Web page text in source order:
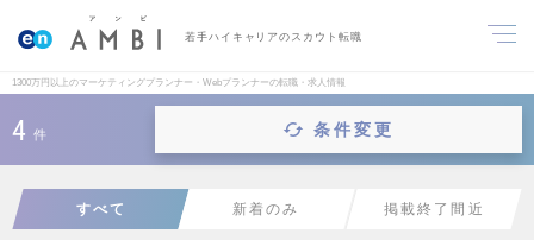
若手ハイキャリアのスカウト転職
1300万円以上のマーケティングプランナー・Webプランナーの転職・求人情報
4 件 条件変更
すべて 新着のみ 掲載終了間近